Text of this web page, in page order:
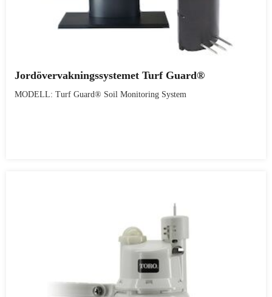
Jordövervakningssystemet Turf Guard®
MODELL: Turf Guard® Soil Monitoring System